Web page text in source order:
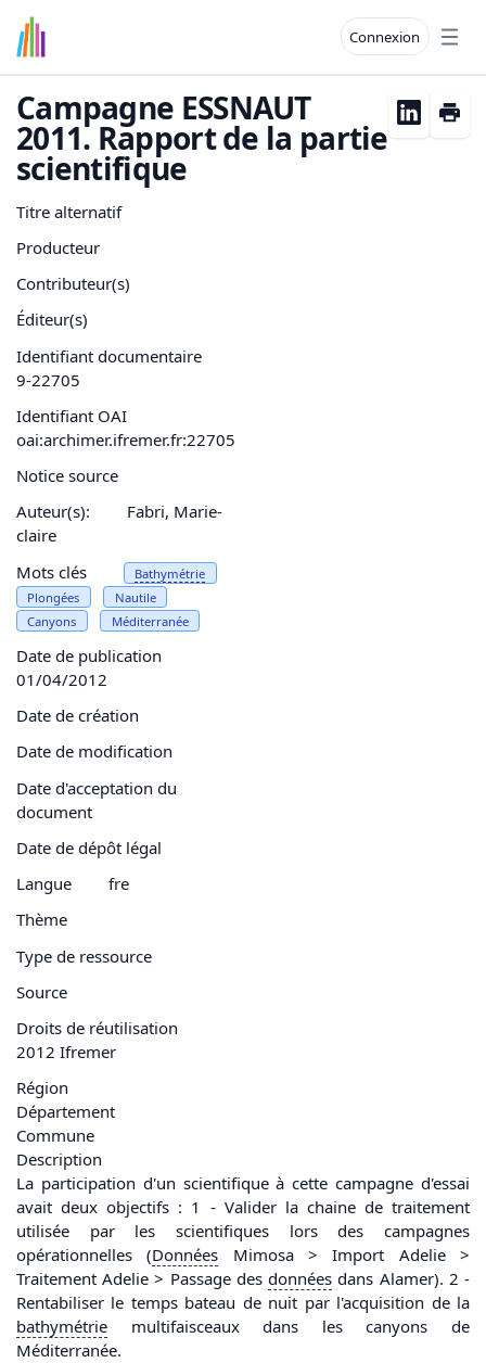
Connexion
Campagne ESSNAUT
2011. Rapport de la partie
scientifique
Titre alternatif
Producteur
Contributeur(s)
Éditeur(s)
Identifiant documentaire
9-22705
Identifiant OAI
oai:archimer.ifremer.fr:22705
Notice source
Auteur(s):
Fabri, Marie-
claire
Mots clés
Bathymétrie
Plongées
Nautile
Canyons
Méditerranée
Date de publication
01/04/2012
Date de création
Date de modification
Date d'acceptation du
document
Date de dépôt légal
Langue
fre
Thème
Type de ressource
Source
Droits de réutilisation
2012 Ifremer
Région
Département
Commune
Description
La participation d'un scientifique à cette campagne d'essai
avait deux objectifs : 1 - Valider la chaine de traitement
utilisée par les scientifiques lors des campagnes
opérationnelles (Données Mimosa > Import Adelie >
Traitement Adelie > Passage desdonnées dans Alamer). 2 -
Rentabiliser le temps bateau de nuit par l'acquisition de la
bathymétrie multifaisceaux dans les canyons de
Méditerranée.